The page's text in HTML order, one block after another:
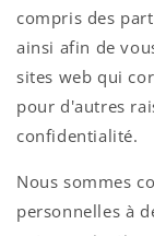
compris des
ainsi afin de
sites web qui
pour d'autres
confidentialité.
Nous sommes
personnelles à